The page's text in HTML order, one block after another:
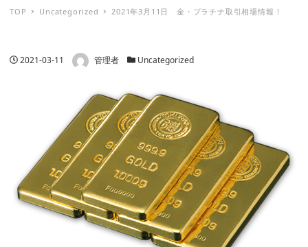
TOP Uncategorized 2021年3月11日 金・プラチナ取引相場情報！
投稿日
2021-03-11 著者 管理者 カテゴリー
Uncategorized